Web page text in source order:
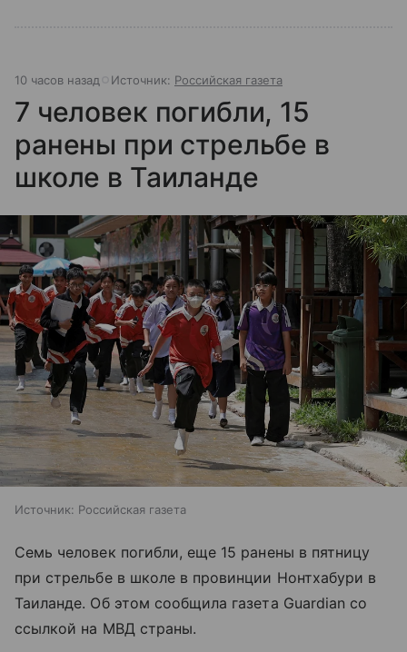
10 часов назад Источник: Российская газета
7 человек погибли, 15
ранены при стрельбе в
школе в Таиланде
Источник: Российская газета
Семь человек погибли, еще 15 ранены в пятницу
при стрельбе в школе в провинции Нонтхабури в
Таиланде. Об этом сообщила газета Guardian со
ссылкой на МВД страны.